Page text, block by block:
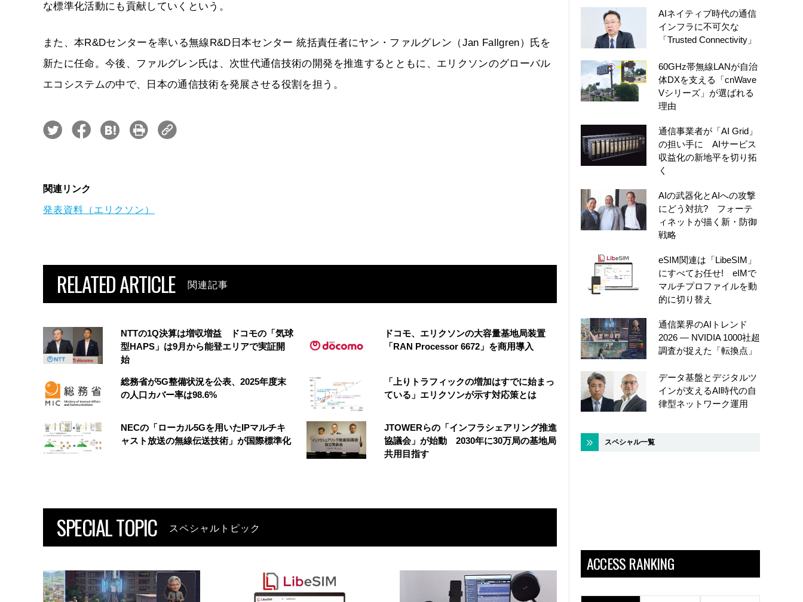
な標準化活動にも貢献していくという。
また、本R&Dセンターを率いる無線R&D日本センター 統括責任者にヤン・ファルグレン（Jan Fallgren）氏を
新たに任命。今後、ファルグレン氏は、次世代通信技術の開発を推進するとともに、エリクソンのグローバル
エコシステムの中で、日本の通信技術を発展させる役割を担う。
関連リンク
発表資料（エリクソン）
RELATED ARTICLE 関連記事
NTTの1Q決算は増収増益 ドコモの「気球
型HAPS」は9月から能登エリアで実証開
始
ドコモ、エリクソンの大容量基地局装置
「RAN Processor 6672」を商用導入
総務省が5G整備状況を公表、2025年度末
の人口カバー率は98.6%
「上りトラフィックの増加はすでに始まっ
ている」エリクソンが示す対応策とは
NECの「ローカル5Gを用いたIPマルチキ
ャスト放送の無線伝送技術」が国際標準化
JTOWERらの「インフラシェアリング推進
協議会」が始動 2030年に30万局の基地局
共用目指す
SPECIAL TOPIC スペシャルトピック
AIネイティブ時代の通信
インフラに不可欠な
「Trusted Connectivity」
60GHz帯無線LANが自治
体DXを支える「cnWave
Vシリーズ」が選ばれる
理由
通信事業者が「AI Grid」
の担い手に AIサービス
収益化の新地平を切り拓
く
AIの武器化とAIへの攻撃
にどう対抗? フォーテ
ィネットが描く新・防御
戦略
eSIM関連は「LibeSIM」
にすべてお任せ! eIMで
マルチプロファイルを動
的に切り替え
通信業界のAIトレンド
2026 ― NVIDIA 1000社超
調査が捉えた「転換点」
データ基盤とデジタルツ
インが支えるAI時代の自
律型ネットワーク運用
スペシャル一覧
ACCESS RANKING